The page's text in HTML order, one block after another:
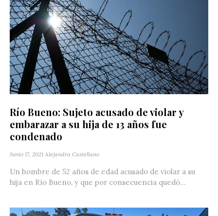
Río Bueno: Sujeto acusado de violar y
embarazar a su hija de 13 años fue
condenado
Junio 17, 2021 Alejandra Castellano
Un hombre de 52 años de edad acusado de violar a su
hija en Río Bueno, y que por consecuencia quedó...